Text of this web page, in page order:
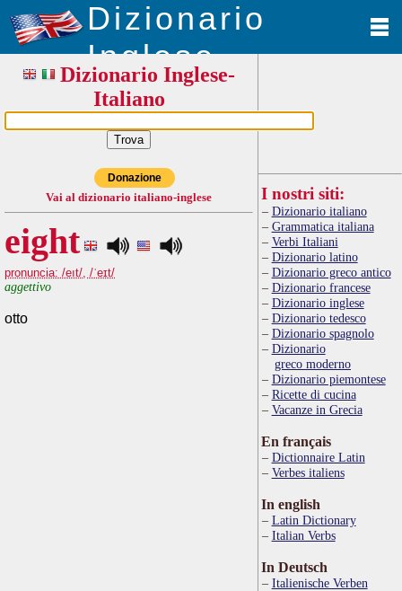
Dizionario
Inglese
Dizionario Inglese-
Italiano
Donazione
Vai al dizionario italiano-inglese
eight
pronuncia: /eıt/, /ˈeɪt/
aggettivo
otto
I nostri siti:
Dizionario italiano
Grammatica italiana
Verbi Italiani
Dizionario latino
Dizionario greco antico
Dizionario francese
Dizionario inglese
Dizionario tedesco
Dizionario spagnolo
Dizionario
greco moderno
Dizionario piemontese
Ricette di cucina
Vacanze in Grecia
En français
Dictionnaire Latin
Verbes italiens
In english
Latin Dictionary
Italian Verbs
In Deutsch
Italienische Verben